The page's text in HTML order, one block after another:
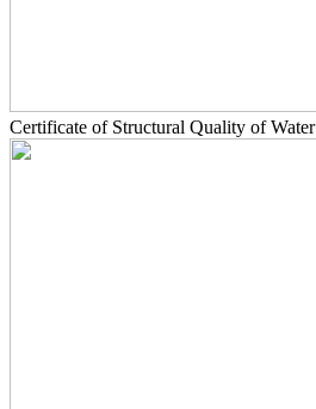
Certificate of Structural Quality of Water